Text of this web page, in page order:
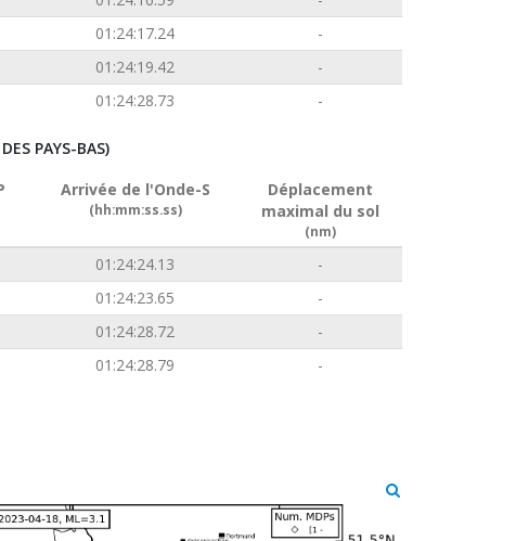
01:24:17.24
-
01:24:19.42
-
01:24:28.73 -
PAYS-BAS)
Arrivée de l'Onde-S
(hh:mm:ss.ss)
Déplacement
maximal du sol
(nm)
01:24:24.13
-
01:24:23.65
-
01:24:28.72
-
01:24:28.79 -